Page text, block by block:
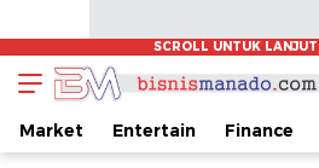
www.bisnismanado.com
Berita Bisnis Sulawesi Utara
Market Entertain Finance